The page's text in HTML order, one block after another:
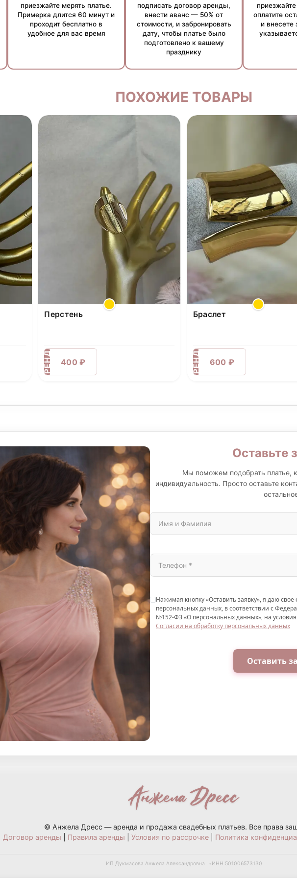
приезжайте мерять платье.
Примерка длится 60 минут и
проходит бесплатно в
удобное для вас время
подписать договор аренды,
внести аванс — 50% от
стоимости, и забронировать
дату, чтобы платье было
подготовлено к вашему
празднику
оплатите
и внесете
ПОХОЖИЕ ТОВАРЫ
Перстень
АРЕНДА 400 ₽
Браслет
АРЕНДА 600 ₽
Оставьте
Мы поможем подобрать платье,
индивидуальность. Просто оставьте
Нажимая кнопку «Оставить заявку», я даю свое
персональных данных, в соответствии с
№152-ФЗ «О персональных данных», на
Согласии на обработку персональных данных
Оставить
© Анжела Дресс — аренда и продажа свадебных платьев. Все права
Договор аренды
Правила аренды Условия по рассрочке Политика
ИП Дукмасова Анжела Александровна ИНН 501006573130
могут варьироваться в зависимости от суммы аренды и индивидуальных